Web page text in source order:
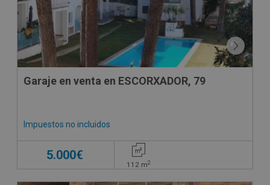
Garaje en venta en ESCORXADOR, 79
Impuestos no incluidos
5.000€
112 m2